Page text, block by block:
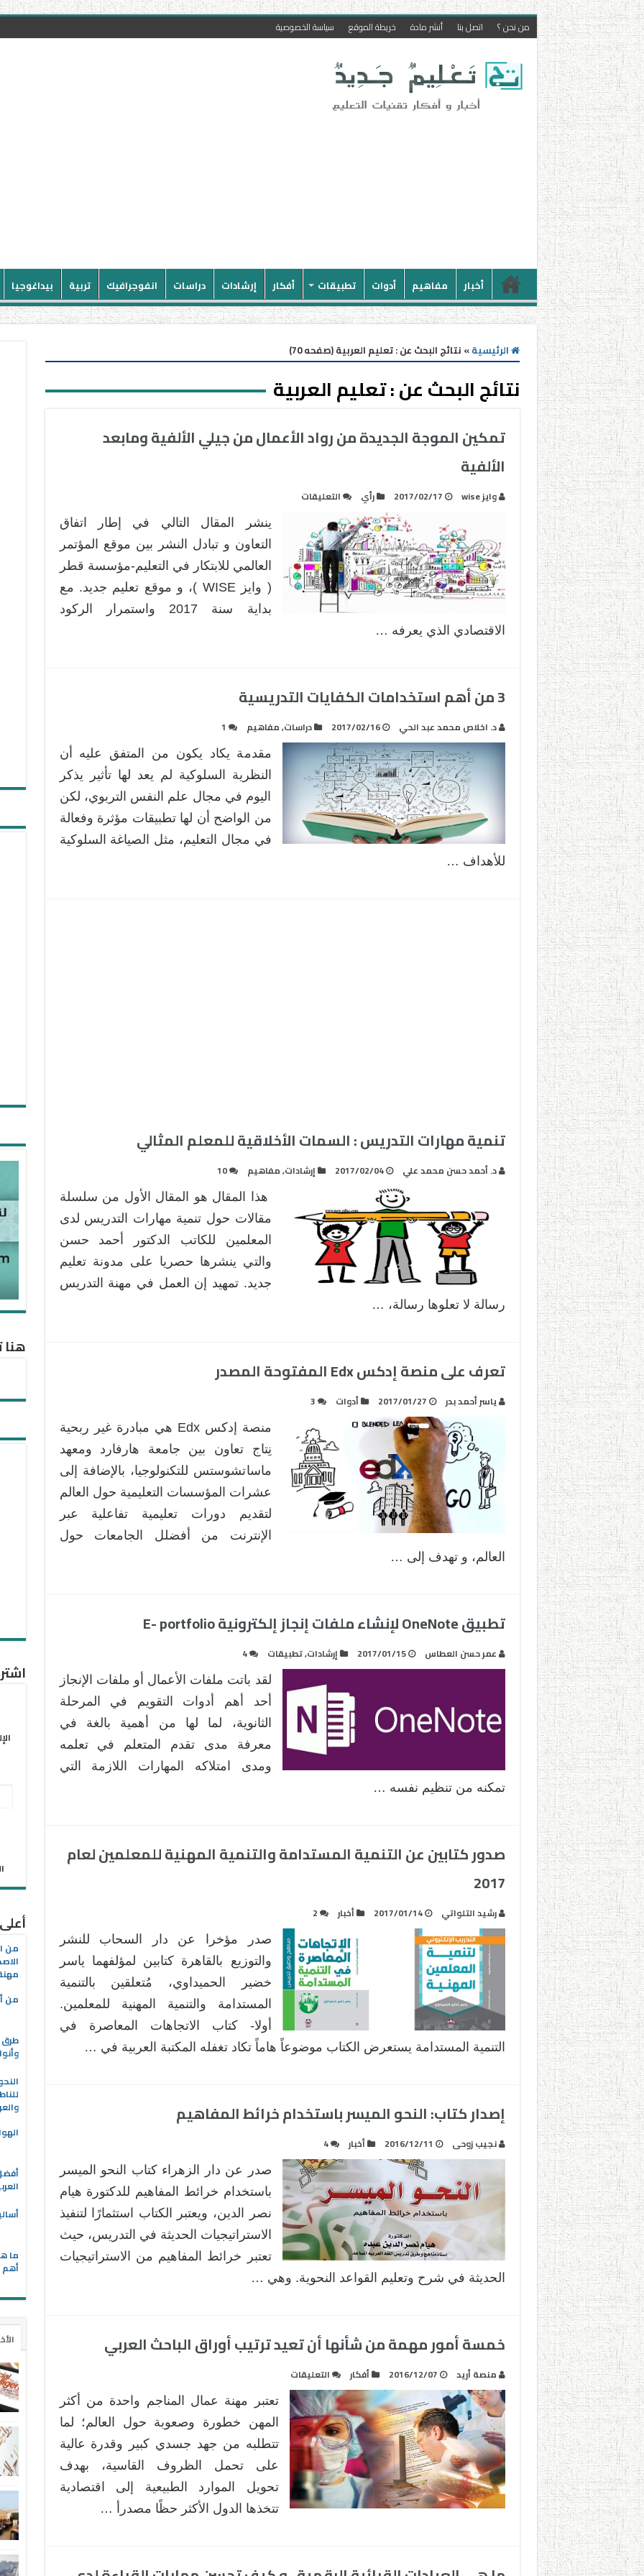
من نحن ؟ اتصل بنا أنشر مادة خريطة الموقع سياسة الخصوصية
أخبار مفاهيم أدوات تطبيقات أفكار إرشادات دراسات انفوجرافيك تربية بيداغوجيا
الرئيسية» نتائج البحث عن : تعليم العربية (صفحه 70)
نتائج البحث عن :تعليم العربية
تمكين الموجة الجديدة من رواد الأعمال من جيلي الألفية ومابعد
الألفية
وايز wise 2017/02/17 رأي التعليقات
الموجة
الجديدة
من
رواد
الأعمال
مغلقة
ينشر المقال التالي في إطار اتفاق
التعاون و تبادل النشر بين موقع المؤتمر
العالمي للابتكار في التعليم-مؤسسة قطر
( وايز WISE )، و موقع تعليم جديد. مع
بداية سنة 2017 واستمرار الركود
الاقتصادي الذي يعرفه …
3 من أهم استخدامات الكفايات التدريسية
د. اخلاص محمد عبد الحي 2017/02/16 دراسات,مفاهيم 1
مقدمة يكاد يكون من المتفق عليه أن
النظرية السلوكية لم يعد لها تأثير يذكر
اليوم في مجال علم النفس التربوي، لكن
من الواضح أن لها تطبيقات مؤثرة وفعالة
في مجال التعليم، مثل الصياغة السلوكية
للأهداف …
تنمية مهارات التدريس : السمات الأخلاقية للمعلم المثالي
د. أحمد حسن محمد علي 2017/02/04 إرشادات,مفاهيم 10
هذا المقال هو المقال الأول من سلسلة
مقالات حول تنمية مهارات التدريس لدى
المعلمين للكاتب الدكتور أحمد حسن
والتي ينشرها حصريا على مدونة تعليم
جديد. تمهيد إن العمل في مهنة التدريس
رسالة لا تعلوها رسالة، …
تعرف على منصة إدكس Edx المفتوحة المصدر
ياسر أحمد بدر 2017/01/27 أدوات 3
منصة إدكس Edx هي مبادرة غير ربحية
نِتاج تعاون بين جامعة هارفارد ومعهد
ماساتشوستس للتكنولوجيا، بالإضافة إلى
عشرات المؤسسات التعليمية حول العالم
لتقديم دورات تعليمية تفاعلية عبر
الإنترنت من أفضلل الجامعات حول
العالم، و تهدف إلى …
تطبيق OneNote لإنشاء ملفات إنجاز إلكترونية E- portfolio
عمر حسن العطاس 2017/01/15 إرشادات,تطبيقات 4
لقد باتت ملفات الأعمال أو ملفات الإنجاز
أحد أهم أدوات التقويم في المرحلة
الثانوية، لما لها من أهمية بالغة في
معرفة مدى تقدم المتعلم في تعلمه
ومدى امتلاكه المهارات اللازمة التي
تمكنه من تنظيم نفسه …
صدور كتابين عن التنمية المستدامة والتنمية المهنية للمعلمين لعام
2017
رشيد التلواتي 2017/01/14 أخبار 2
صدر مؤخرا عن دار السحاب للنشر
والتوزيع بالقاهرة كتابين لمؤلفهما ياسر
خضير الحميداوي، مُتعلقين بالتنمية
المستدامة والتنمية المهنية للمعلمين.
أولا- كتاب الاتجاهات المعاصرة في
التنمية المستدامة يستعرض الكتاب موضوعاً هاماً تكاد تغفله المكتبة العربية في …
إصدار كتاب: النحو الميسر باستخدام خرائط المفاهيم
نجيب زوحى 2016/12/11 أخبار 4
صدر عن دار الزهراء كتاب النحو الميسر
باستخدام خرائط المفاهيم للدكتورة هيام
نصر الدين، ويعتبر الكتاب استثمارًا لتنفيذ
الاستراتيجيات الحديثة في التدريس، حيث
تعتبر خرائط المفاهيم من الاستراتيجيات
الحديثة في شرح وتعليم القواعد النحوية. وهي …
خمسة أمور مهمة من شأنها أن تعيد ترتيب أوراق الباحث العربي
منصة أريد 2016/12/07 أفكار التعليقات
خمسة
أمور
مهمة
من
شأنها
أن
تعيد
ترتيب
مغلقة
تعتبر مهنة عمال المناجم واحدة من أكثر
المهن خطورة وصعوبة حول العالم؛ لما
تتطلبه من جهد جسدي كبير وقدرة عالية
على تحمل الظروف القاسية، بهدف
تحويل الموارد الطبيعية إلى اقتصادية
تتخذها الدول الأكثر حظًا مصدرأ …
هنا
من
من
طرق
ما
أهم